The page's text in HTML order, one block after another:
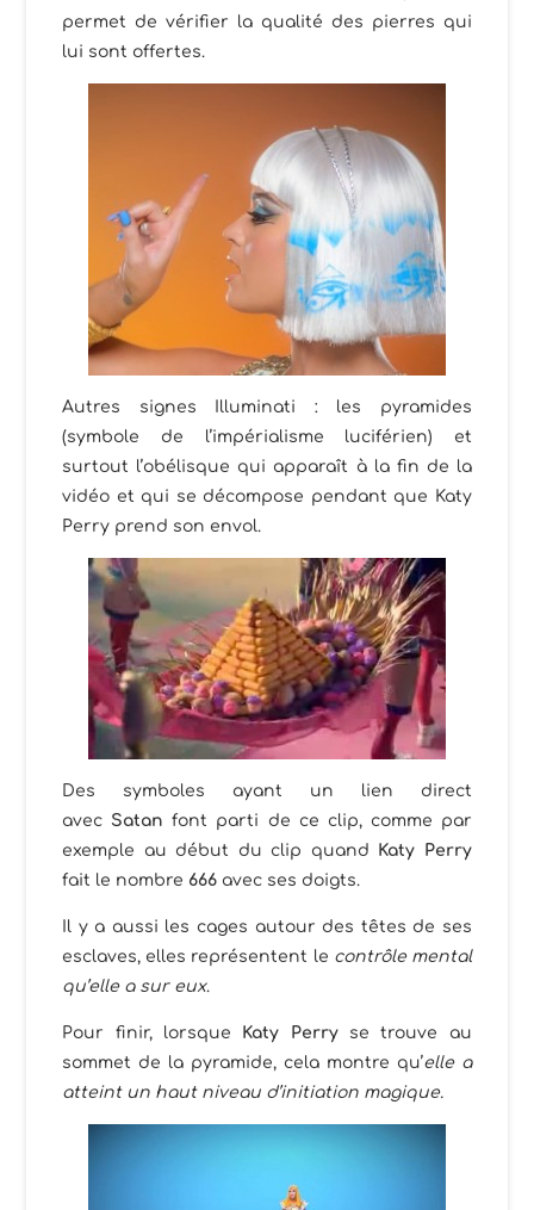
permet de vérifier la qualité des pierres qui
lui sont offertes.
Autres signes Illuminati : les pyramides
(symbole de l’impérialisme luciférien) et
surtout l’obélisque qui apparaît à la fin de la
vidéo et qui se décompose pendant que Katy
Perry prend son envol.
Des symboles ayant un lien direct
avec Satan font parti de ce clip, comme par
exemple au début du clip quand Katy Perry
fait le nombre 666 avec ses doigts.
Il y a aussi les cages autour des têtes de ses
esclaves, elles représentent le contrôle mental
qu’elle a sur eux.
Pour finir, lorsque Katy Perryse trouve au
sommet de la pyramide, cela montre qu’elle a
atteint un haut niveau d’initiation magique.